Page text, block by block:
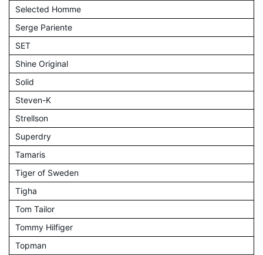
Selected Homme
Serge Pariente
SET
Shine Original
Solid
Steven-K
Strellson
Superdry
Tamaris
Tiger of Sweden
Tigha
Tom Tailor
Tommy Hilfiger
Topman